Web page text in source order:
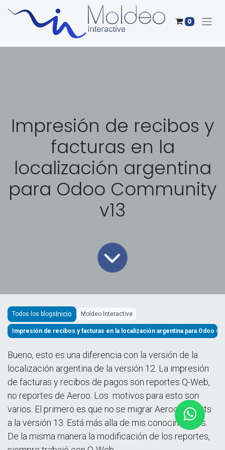
0
Impresión de recibos y
facturas en la
localización argentina
para Odoo Community
v13
Todos los blogs Moldeo Interactive
Impresión de recibos y facturas en la localización argentina para Odoo
Bueno, esto es una diferencia con la versión de la
localización argentina de la versión 12. La impresión
de facturas y recibos de pagos son reportes Q-Web,
no reportes de Aeroo. Los motivos para esto son
varios. El primero es que no se migrar Aeroo Reports
a la versión 13. Está más alla de mis conocimientos.
De la misma manera la modificación de los reportes,